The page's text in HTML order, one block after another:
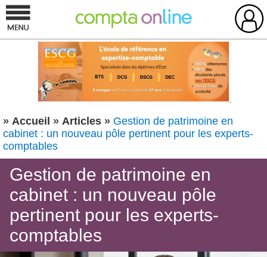
» Accueil » Articles » Gestion de patrimoine en
cabinet : un nouveau pôle pertinent pour les experts-
comptables
Gestion de patrimoine en
cabinet : un nouveau pôle
pertinent pour les experts-
comptables